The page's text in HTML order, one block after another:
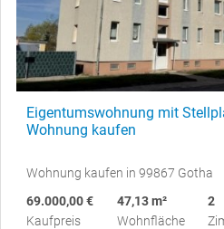
Eigentumswohnung mit
Wohnung kaufen
Wohnung kaufen in 99867 Gotha
69.000,00 €
Kaufpreis
47,13 m²
Wohnfläche
2